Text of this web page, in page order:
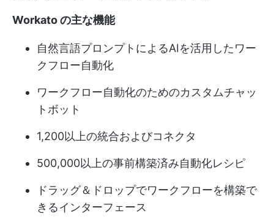
Workato の主な機能
自然言語プロンプトによるAIを活用したワー
クフロー自動化
ワークフロー自動化のためのカスタムチャッ
トボット
1,200以上の統合およびコネクタ
500,000以上の事前構築済み自動化レシピ
ドラッグ＆ドロップでワークフローを構築で
きるインターフェース